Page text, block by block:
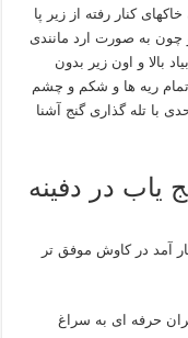
کنار رفته از زیر پا
چون به صورت ارد مانندی
بالا و اون زیر بدون
ریه ها و شکم و چشم
با تله گذاری گنج آشنا
در دفینه
آمد در کاوش موفق تر
حرفه ای به سراغ